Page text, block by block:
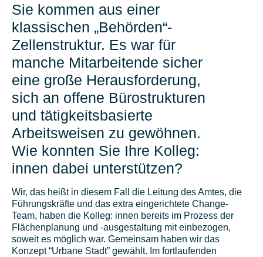
Sie kommen aus einer
klassischen „Behörden“-
Zellenstruktur. Es war für
manche Mitarbeitende sicher
eine große Herausforderung,
sich an offene Bürostrukturen
und tätigkeitsbasierte
Arbeitsweisen zu gewöhnen.
Wie konnten Sie Ihre Kolleg:
innen dabei unterstützen?
Wir, das heißt in diesem Fall die Leitung des Amtes, die
Führungskräfte und das extra eingerichtete Change-
Team, haben die Kolleg: innen bereits im Prozess der
Flächenplanung und -ausgestaltung mit einbezogen,
soweit es möglich war. Gemeinsam haben wir das
Konzept “Urbane Stadt” gewählt. Im fortlaufenden